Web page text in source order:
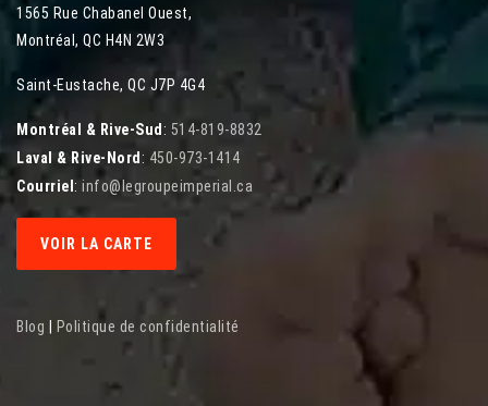
1565 Rue Chabanel Ouest,
Montréal , QC H4N 2W3
Saint-Eustache, QC J7P 4G4
Montréal & Rive-Sud : 514-819-8832
Laval & Rive-Nord : 450-973-1414
Courriel : info@legroupeimperial.ca
VOIR LA CARTE
Blog Politique de confidentialité